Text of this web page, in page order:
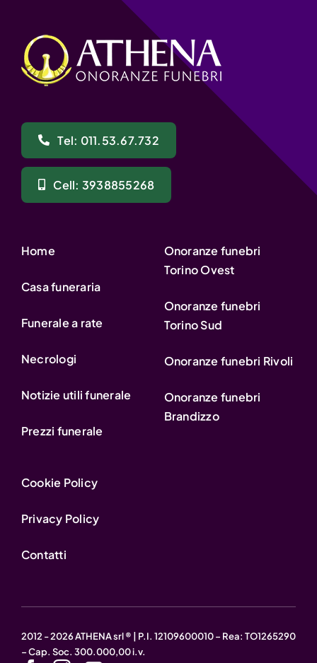
Tel: 011.53.67.732
Cell: 3938855268
Home
Casa funeraria
Funerale a rate
Necrologi
Notizie utili funerale
Prezzi funerale
Onoranze funebri
Torino Ovest
Onoranze funebri
Torino Sud
Onoranze funebri Rivoli
Onoranze funebri
Brandizzo
Cookie Policy
Privacy Policy
Contatti
2012 - 2026 ATHENA srl ® | P.I. 12109600010 – Rea: TO1265290
– Cap. Soc. 300.000,00 i.v.